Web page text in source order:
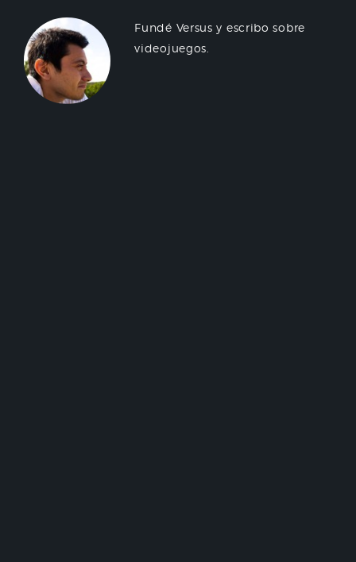
Fundé Versus y escribo sobre
videojuegos.